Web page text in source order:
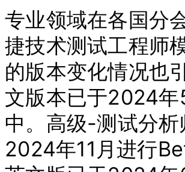
专业领域在各国分
捷技术测试工程师
的版本变化情况也
文版本已于2024
中。高级-测试分
2024年11月进行